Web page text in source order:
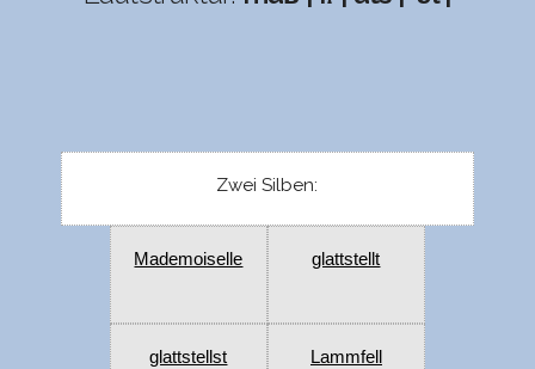
Zwei Silben:
Mademoiselle glattstellt
glattstellst Lammfell